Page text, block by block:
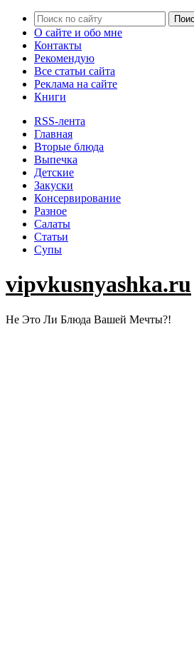
О сайте и обо мне
Контакты
Рекомендую
Все статьи сайта
Реклама на сайте
Книги
RSS-лента
Главная
Вторые блюда
Выпечка
Детские
Закуски
Консервирование
Разное
Салаты
Статьи
Супы
vipvkusnyashka.ru
Не Это Ли Блюда Вашей Мечты?!